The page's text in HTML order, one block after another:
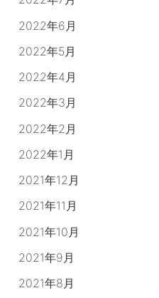
2022年6月
2022年5月
2022年4月
2022年3月
2022年2月
2022年1月
2021年12月
2021年11月
2021年10月
2021年9月
2021年8月